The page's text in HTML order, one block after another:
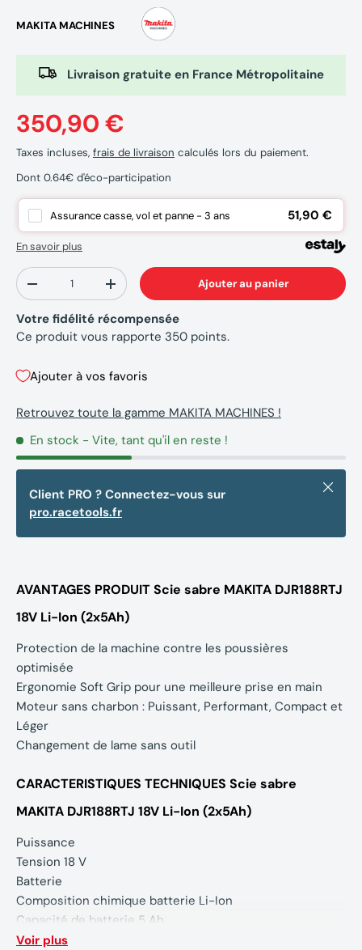
MAKITA MACHINES
Livraison gratuite en France Métropolitaine
350,90 €
Taxes incluses, frais de livraison calculés lors du paiement.
Dont 0.64€ d'éco-participation
Assurance casse, vol et panne - 3 ans 51,90 €
En savoir plus
Qté
-
+ Ajouter au panier
Votre fidélité récompensée
Ce produit vous rapporte 350 points.
Ajouter à vos favoris
Retrouvez toute la gamme MAKITA MACHINES !
En stock - Vite, tant qu'il en reste !
Client PRO ? Connectez-vous sur
pro.racetools.fr
Fermer
AVANTAGES PRODUIT Scie sabre MAKITA DJR188RTJ
18V Li-Ion (2x5Ah)
Protection de la machine contre les poussières
optimisée
Ergonomie Soft Grip pour une meilleure prise en main
Moteur sans charbon : Puissant, Performant, Compact et
Léger
Changement de lame sans outil
CARACTERISTIQUES TECHNIQUES Scie sabre
MAKITA DJR188RTJ 18V Li-Ion (2x5Ah)
Puissance
Tension 18 V
Batterie
Composition chimique batterie Li-Ion
Capacité de batterie 5 Ah
Cadence
Voir plus